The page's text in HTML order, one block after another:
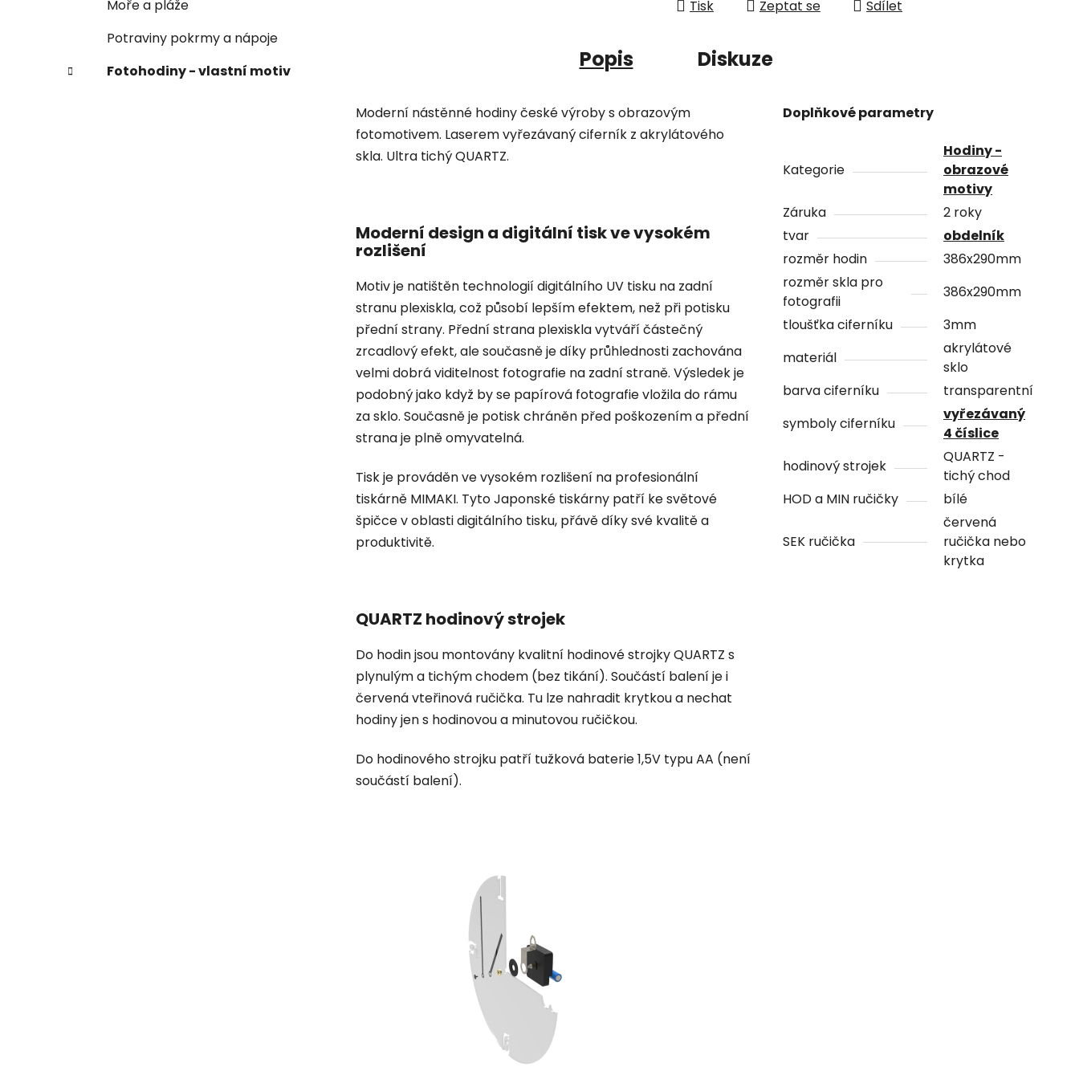
Moře a pláže
Potraviny pokrmy a nápoje
Fotohodiny - vlastní motiv
Tisk Zeptat se Sdílet
Popis Diskuze
Moderní nástěnné hodiny české výroby s obrazovým
fotomotivem. Laserem vyřezávaný ciferník z akrylátového
skla. Ultra tichý QUARTZ.
Moderní design a digitální tisk ve vysokém
rozlišení
Motiv je natištěn technologií digitálního UV tisku na zadní
stranu plexiskla, což působí lepším efektem, než při potisku
přední strany. Přední strana plexiskla vytváří částečný
zrcadlový efekt, ale současně je díky průhlednosti zachována
velmi dobrá viditelnost fotografie na zadní straně. Výsledek je
podobný jako když by se papírová fotografie vložila do rámu
za sklo. Současně je potisk chráněn před poškozením a přední
strana je plně omyvatelná.
Tisk je prováděn ve vysokém rozlišení na profesionální
tiskárně MIMAKI. Tyto Japonské tiskárny patří ke světové
špičce v oblasti digitálního tisku, přávě díky své kvalitě a
produktivitě.
QUARTZ hodinový strojek
Do hodin jsou montovány kvalitní hodinové strojky QUARTZ s
plynulým a tichým chodem (bez tikání). Součástí balení je i
červená vteřinová ručička. Tu lze nahradit krytkou a nechat
hodiny jen s hodinovou a minutovou ručičkou.
Do hodinového strojku patří tužková baterie 1,5V typu AA (není
součástí balení).
Doplňkové parametry
Kategorie
Hodiny -
obrazové
motivy
Záruka
2 roky
tvar
obdelník
rozměr hodin
386x290mm
rozměr skla pro
fotografii
386x290mm
tloušťka ciferníku
3mm
materiál
akrylátové
sklo
barva ciferníku
transparentní
symboly ciferníku
vyřezávaný
4 číslice
hodinový strojek
QUARTZ -
tichý chod
HOD a MIN ručičky
bílé
SEK ručička
červená
ručička nebo
krytka